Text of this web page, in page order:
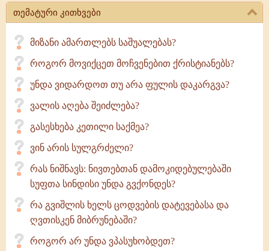
თემატური კითხვები
მიზანი ამართლებს საშუალებას?
როგორ მოვიქცეთ მოჩვენებით ქრისტიანებს?
უნდა ვიდარდოთ თუ არა ფულის დაკარგვა?
ვალის აღება შეიძლება?
გასესხება კეთილი საქმეა?
ვინ არის სულგრძელი?
რას ნიშნავს: ნივთებთან დამოკიდებულებაში
სუფთა სინდისი უნდა გვქონდეს?
რა გვიშლის ხელს ცოდვების დატევებასა და
ღვთისკენ მიბრუნებაში?
როგორ არ უნდა ვპასუხობდეთ?